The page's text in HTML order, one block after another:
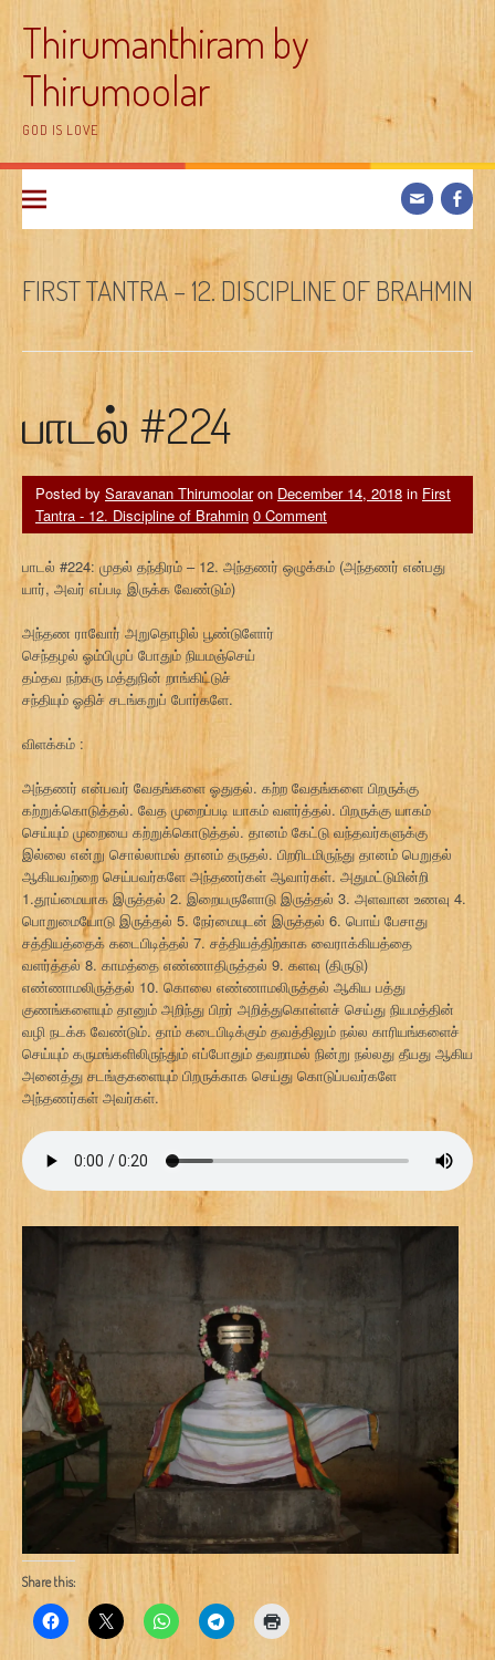
contentThirumanthiram by
Thirumoolar
GOD IS LOVE
FIRST TANTRA – 12. DISCIPLINE OF BRAHMIN
பாடல் #224
Posted by Saravanan Thirumoolaron December 14, 2018 in First
Tantra - 12. Discipline of Brahmin 0 Comment
பாடல் #224: முதல் தந்திரம் – 12. அந்தணர் ஒழுக்கம் (அந்தணர் என்பது
யார், அவர் எப்படி இருக்க வேண்டும்)
அந்தண ராவோர் அறுதொழில் பூண்டுளோர்
செந்தழல் ஓம்பிமுப் போதும் நியமஞ்செய்
தம்தவ நற்கரு மத்துநின் றாங்கிட்டுச்
சந்தியும் ஓதிச் சடங்கறுப் போர்களே.
விளக்கம் :
அந்தணர் என்பவர் வேதங்களை ஓதுதல். கற்ற வேதங்களை பிறருக்கு
கற்றுக்கொடுத்தல். வேத முறைப்படி யாகம் வளர்த்தல். பிறருக்கு யாகம்
செய்யும் முறையை கற்றுக்கொடுத்தல். தானம் கேட்டு வந்தவர்களுக்கு
இல்லை என்று சொல்லாமல் தானம் தருதல். பிறரிடமிருந்து தானம் பெறுதல்
ஆகியவற்றை செய்பவர்களே அந்தணர்கள் ஆவார்கள். அதுமட்டுமின்றி
1.தூய்மையாக இருத்தல் 2. இறையருளோடு இருத்தல் 3. அளவான உணவு 4.
பொறுமையோடு இருத்தல் 5. நேர்மையுடன் இருத்தல் 6. பொய் பேசாது
சத்தியத்தைக் கடைபிடித்தல் 7. சத்தியத்திற்காக வைராக்கியத்தை
வளர்த்தல் 8. காமத்தை எண்ணாதிருத்தல் 9. களவு (திருடு)
எண்ணாமலிருத்தல் 10. கொலை எண்ணாமலிருத்தல் ஆகிய பத்து
குணங்களையும் தானும் அறிந்து பிறர் அறித்துகொள்ளச் செய்து நியமத்தின்
வழி நடக்க வேண்டும். தாம் கடைபிடிக்கும் தவத்திலும் நல்ல காரியங்களைச்
செய்யும் கருமங்களிலிருந்தும் எப்போதும் தவறாமல் நின்று நல்லது தீயது ஆகிய
அனைத்து சடங்குகளையும் பிறருக்காக செய்து கொடுப்பவர்களே
அந்தணர்கள் அவர்கள்.
Share this: